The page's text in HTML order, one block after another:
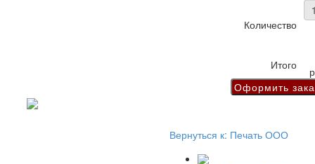
Количество
Итого
Вернуться к: Печать ООО